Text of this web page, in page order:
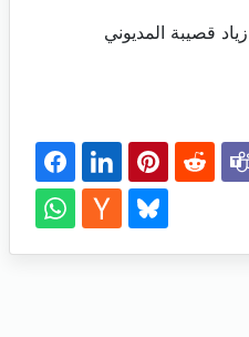
قصيبة المديوني